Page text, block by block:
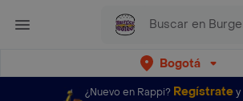
Bogotá
¿Nuevo en Rappi? Regístrate